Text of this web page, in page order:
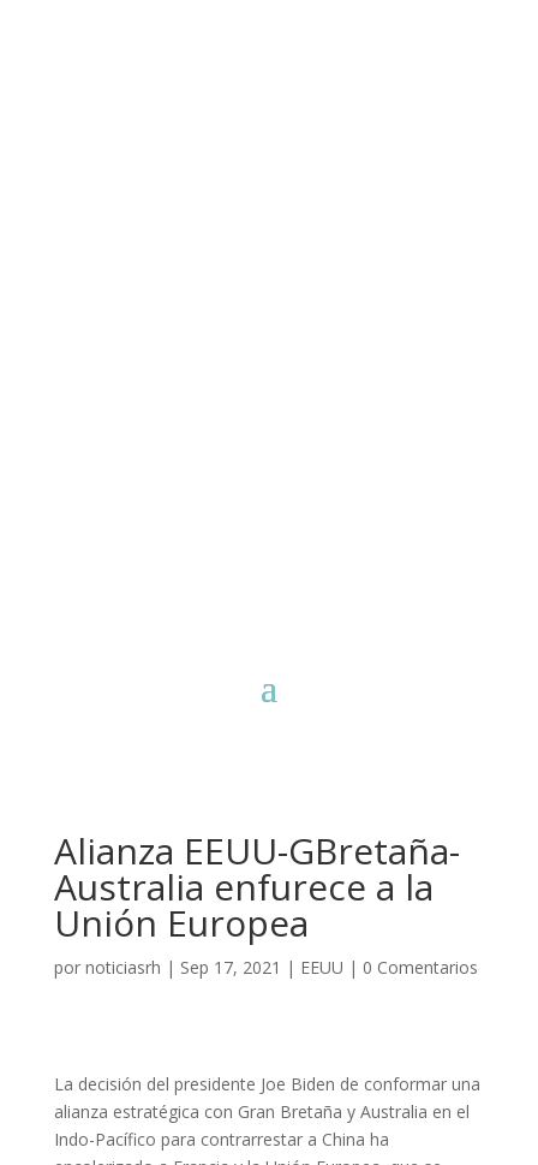
Alianza EEUU-GBretaña-
Australia enfurece a la
Unión Europea
por noticiasrh | Sep 17, 2021 | EEUU | 0 Comentarios
La decisión del presidente Joe Biden de conformar una
alianza estratégica con Gran Bretaña y Australia en el
Indo-Pacífico para contrarrestar a China ha